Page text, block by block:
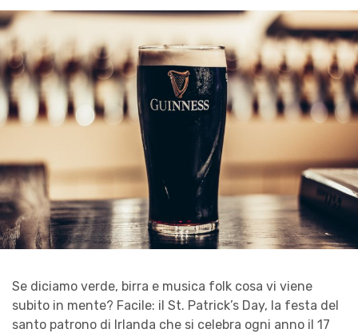
Se diciamo verde, birra e musica folk cosa vi viene
subito in mente? Facile: il St. Patrick’s Day, la festa del
santo patrono di Irlanda che si celebra ogni anno il 17